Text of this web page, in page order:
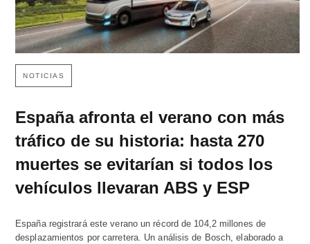
NOTICIAS
España afronta el verano con más
tráfico de su historia: hasta 270
muertes se evitarían si todos los
vehículos llevaran ABS y ESP
España registrará este verano un récord de 104,2 millones de
desplazamientos por carretera. Un análisis de Bosch, elaborado a